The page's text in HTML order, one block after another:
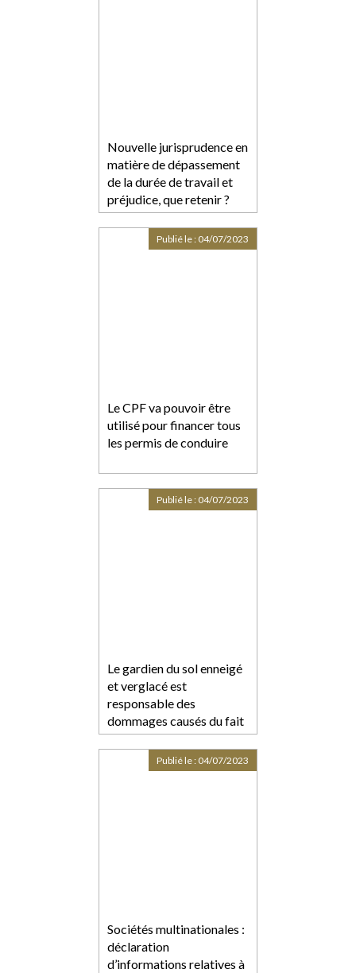
Nouvelle jurisprudence en
matière de dépassement
de la durée de travail et
préjudice, que retenir ?
Le CPF va pouvoir être
utilisé pour financer tous
les permis de conduire
Publié le : 04/07/2023
Le gardien du sol enneigé
et verglacé est
responsable des
dommages causés du fait
d’un état de dangerosité
anormal au regard de sa
destination
Publié le : 04/07/2023
Sociétés multinationales :
déclaration
d’informations relatives à
Publié le : 04/07/2023